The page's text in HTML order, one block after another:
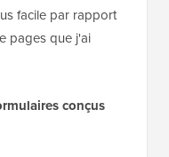
facile par rapport
pages que j'ai
conçus